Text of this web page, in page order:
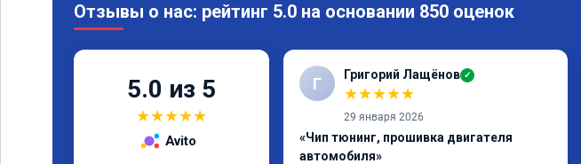
Отзывы о нас: рейтинг 5.0 на основании 850 оценок
5.0 из 5
★★★★★
Avito
Г Григорий Лащёнов ✓
★★★★★
29 января 2026
«Чип тюнинг, прошивка двигателя
автомобиля»